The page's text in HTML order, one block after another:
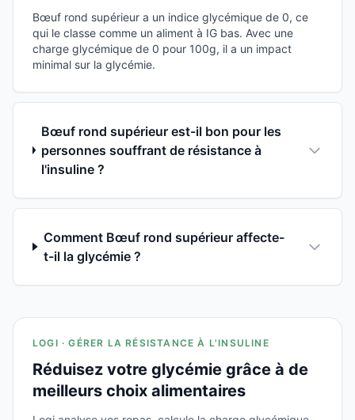
Bœuf rond supérieur a un indice glycémique de 0, ce
qui le classe comme un aliment à IG bas. Avec une
charge glycémique de 0 pour 100g, il a un impact
minimal sur la glycémie.
Bœuf rond supérieur est-il bon pour les
personnes souffrant de résistance à
l'insuline ?
Comment Bœuf rond supérieur affecte-
t-il la glycémie ?
LOGI · GÉRER LA RÉSISTANCE À L'INSULINE
Réduisez votre glycémie grâce à de
meilleurs choix alimentaires